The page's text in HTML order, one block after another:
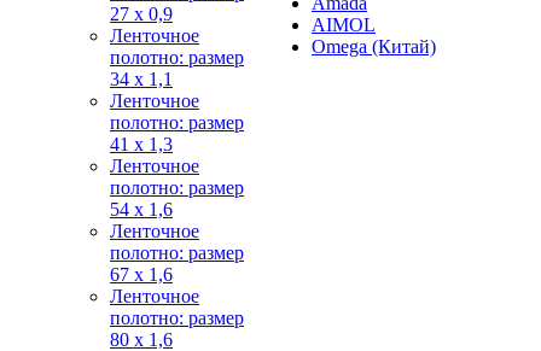
27 х 0,9
Ленточное
полотно: размер
34 х 1,1
Ленточное
полотно: размер
41 х 1,3
Ленточное
полотно: размер
54 х 1,6
Ленточное
полотно: размер
67 х 1,6
Ленточное
полотно: размер
80 х 1,6
AIMOL
Omega (Китай)